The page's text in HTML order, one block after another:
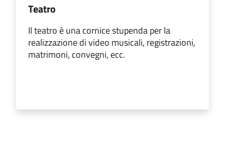
Teatro
Il teatro è una cornice stupenda per la
realizzazione di video musicali, registrazioni,
matrimoni, convegni, ecc.